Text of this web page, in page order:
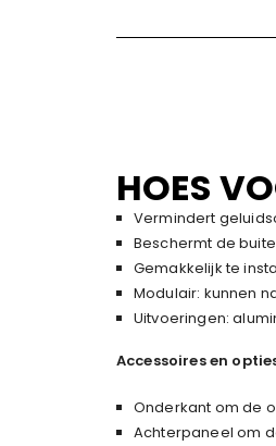
HOES
Vermindert
Beschermt de
Gemakkelijk te
Modulair: kunnen
Uitvoeringen:
Accessoires en
Onderkant om de
Achterpaneel om